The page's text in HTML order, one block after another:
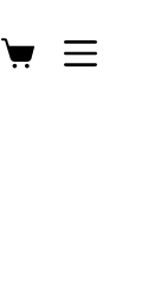
Panier